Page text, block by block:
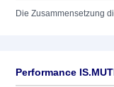
Die Zusammensetzung
Performance